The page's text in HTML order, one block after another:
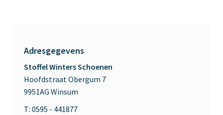
Adresgegevens
Stoffel Winters Schoenen
Hoofdstraat Obergum 7
9951AG Winsum
T: 0595 - 441877